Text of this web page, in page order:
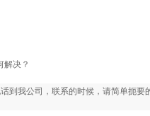
解决？
到我公司，联系的时候，请简单扼要